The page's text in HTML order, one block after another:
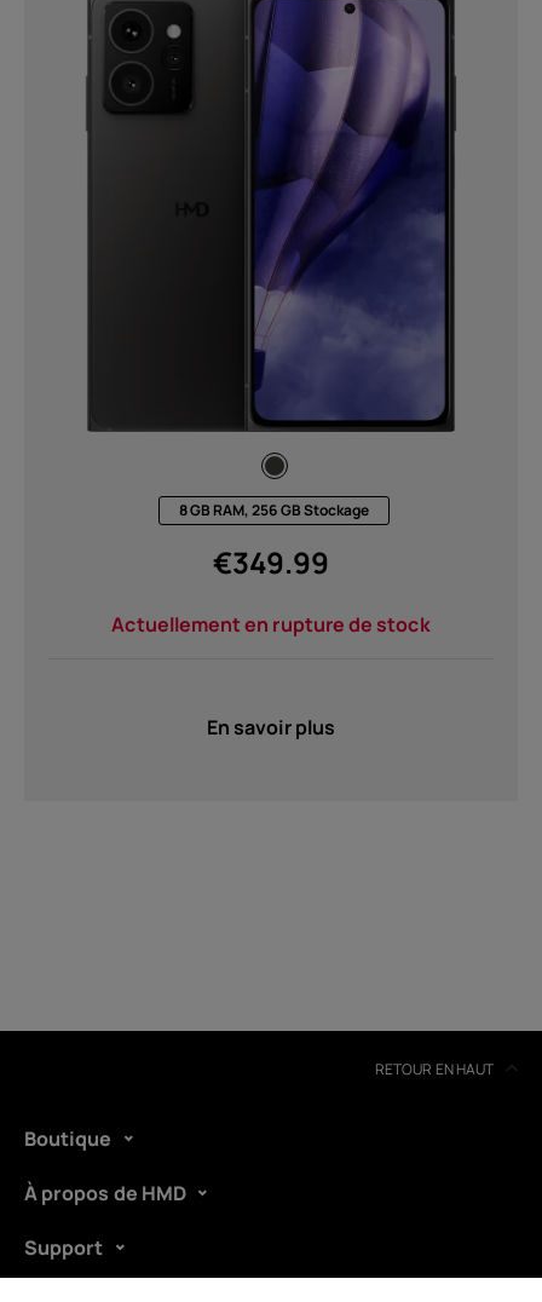
Recyclage des appareils
Auto-réparation8 GB RAM, 256 GB Stockage
€349.99
Actuellement en rupture de stock
En savoir plus
RETOUR EN HAUT
Boutique
À propos de HMD
Support